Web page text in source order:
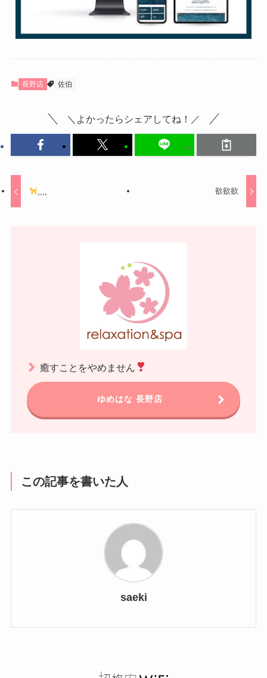
長野店 佐伯
＼よかったらシェアしてね！／
欲欲欲
癒すことをやめません
ゆめはな 長野店
この記事を書いた人
saeki